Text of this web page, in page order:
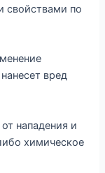
свойствами по
вред
нападения и
химическое